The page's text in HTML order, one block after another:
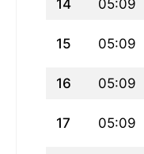
14 05:09
15 05:09
16 05:09
17 05:09